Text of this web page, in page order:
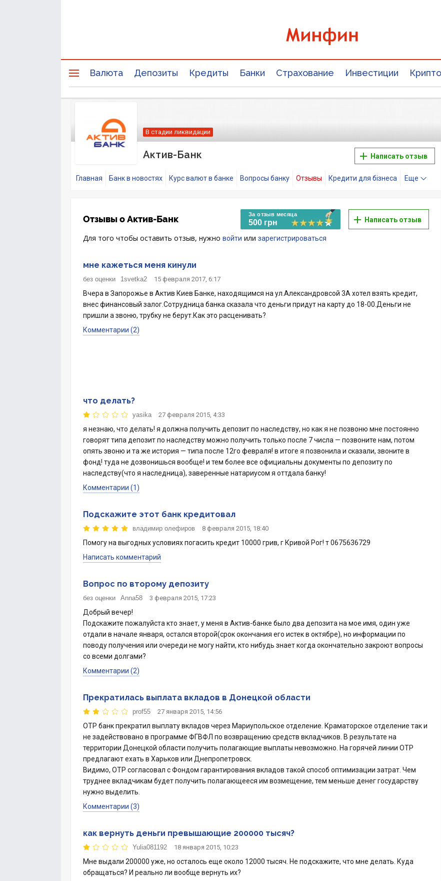
Валюта Депозиты Кредиты Банки Страхование Инвестиции
Актив-Банк
В стадии ликвидации
Написать отзыв
Главная Банк в новостях Курс валют в банке Вопросы банку Отзывы Кредити для бізнеса Еще
Отзывы о Актив-Банк За отзыв месяца
500 грн Написать отзыв
Для того чтобы оставить отзыв, нужно войти или зарегистрироваться
мне кажеться меня кинули
без оценки 1svetka2 15 февраля 2017, 6:17
Вчера в Запорожье в Актив Киев Банке, находящимся на ул.Александровсой 3А хотел взять кредит,
внес финансовый залог.Сотрудница банка сказала что деньги придут на карту до 18-00.Деньги не
пришли а звоню, трубку не берут.Как это расценивать?
Комментарии (2)
что делать?
yasika 27 февраля 2015, 4:33
я незнаю, что делать! я должна получить депозит по наследству, но как я не позвоню мне постоянно
говорят типа депозит по наследству можно получить только после 7 числа — позвоните нам, потом
опять звоню и та же история — типа после 12го февраля! в итоге я позвонила и сказали, звоните в
фонд! туда не дозвонишься вообще! и тем более все официальны документы по депозиту по
наследству(что я наследница), заверенные натариусом я оттдала банку!
Комментарии (1)
Подскажите этот банк кредитовал
владимир олефиров 8 февраля 2015, 18:40
Помогу на выгодных условиях погасить кредит 10000 грив, г Кривой Рог! т 0675636729
Написать комментарий
Вопрос по второму депозиту
без оценки Anna58 3 февраля 2015, 17:23
Добрый вечер!
Подскажите пожалуйста кто знает, у меня в Актив-банке было два депозита на мое имя, один уже
отдали в начале января, остался второй(срок окончания его истек в октябре), но информации по
поводу получения или очереди не могу найти, кто нибудь знает когда окончательно закроют вопросы
со всеми долгами?
Комментарии (2)
Прекратилась выплата вкладов в Донецкой области
prof55 27 января 2015, 14:56
OTP банк прекратил выплату вкладов через Мариупольское отделение. Краматорское отделение так и
не задействовано в программе ФГВФЛ по возвращению средств вкладчиков. В результате на
территории Донецкой области получить полагающие выплаты невозможно. На горячей линии OTP
предлагают ехать в Харьков или Днепропетровск.
Видимо, OTP согласовал с Фондом гарантирования вкладов такой способ оптимизации затрат. Чем
труднее вкладчикам будет получить полагающееся им возмещение, тем меньше денег государству
нужно выделить.
Комментарии (3)
как вернуть деньги превышающие 200000 тысяч?
Yulia081192 18 января 2015, 10:23
Мне выдали 200000 уже, но осталось еще около 12000 тысяч. Не подскажите, что мне делать. Куда
обращаться? И реально ли вообще вернуть их?